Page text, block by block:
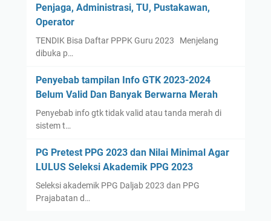
Penjaga, Administrasi, TU, Pustakawan,
Operator
TENDIK Bisa Daftar PPPK Guru 2023 Menjelang
dibuka p…
Penyebab tampilan Info GTK 2023-2024
Belum Valid Dan Banyak Berwarna Merah
Penyebab info gtk tidak valid atau tanda merah di
sistem t…
PG Pretest PPG 2023 dan Nilai Minimal Agar
LULUS Seleksi Akademik PPG 2023
Seleksi akademik PPG Daljab 2023 dan PPG
Prajabatan d…